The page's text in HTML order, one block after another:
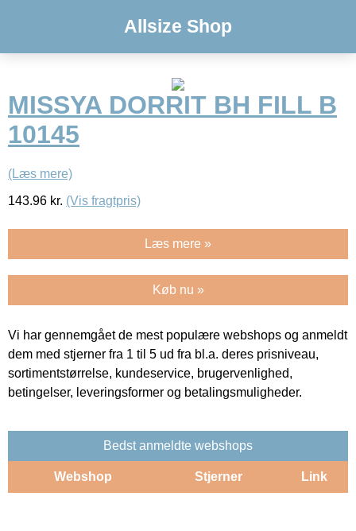
Allsize Shop
MISSYA DORRIT BH FILL B
10145
(Læs mere)
143.96 kr. (Vis fragtpris)
Læs mere »
Køb nu »
Vi har gennemgået de mest populære webshops og anmeldt
dem med stjerner fra 1 til 5 ud fra bl.a. deres prisniveau,
sortimentstørrelse, kundeservice, brugervenlighed,
betingelser, leveringsformer og betalingsmuligheder.
Bedst anmeldte webshops
Webshop Stjerner Link